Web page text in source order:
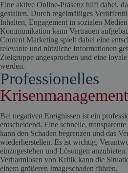
Eine aktive Online-Präsenz hilft dabei,
gestalten. Durch regelmäßiges
Inhalten, Engagement in sozialen
Kommunikation kann Vertrauen
Content Marketing spielt dabei eine
relevante und nützliche Informationen
Zielgruppe angesprochen und eine
werden.
Professionelles
Krisenmanagement
Bei negativen Ereignissen ist ein
entscheidend. Eine schnelle,
kann den Schaden begrenzen und das
wiederherstellen. Es ist wichtig,
einzugestehen und Lösungen
Verharmlosen von Kritik kann die
einem größeren Imageschaden führen.